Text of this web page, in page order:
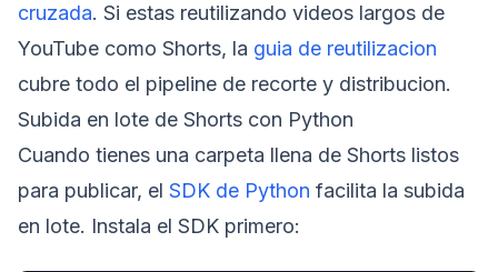
cruzada. Si estas reutilizando videos largos de
YouTube como Shorts, la guia de reutilizacion
cubre todo el pipeline de recorte y distribucion.
Subida en lote de Shorts con Python
Cuando tienes una carpeta llena de Shorts listos
para publicar, el SDK de Python facilita la subida
en lote. Instala el SDK primero: